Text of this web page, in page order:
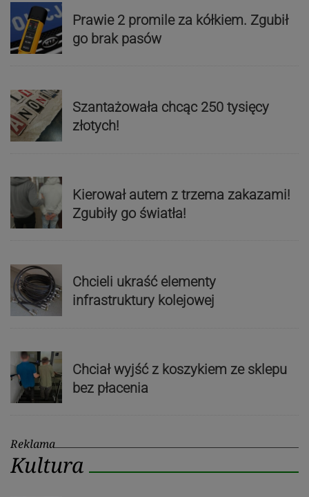
Prawie 2 promile za kółkiem. Zgubił
go brak pasów
Szantażowała chcąc 250 tysięcy
złotych!
Kierował autem z trzema zakazami!
Zgubiły go światła!
Chcieli ukraść elementy
infrastruktury kolejowej
Chciał wyjść z koszykiem ze sklepu
bez płacenia
Reklama
Kultura